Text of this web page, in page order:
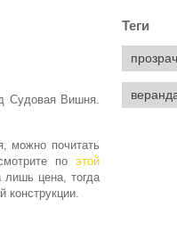
Судовая Вишня.
можно почитать
по этой
цена, тогда
Теги